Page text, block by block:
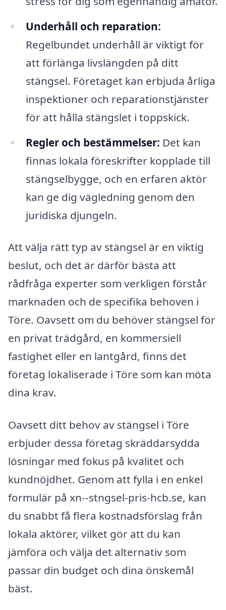
Underhåll och reparation:
Regelbundet underhåll är viktigt för
att förlänga livslängden på ditt
stängsel. Företaget kan erbjuda årliga
inspektioner och reparationstjänster
för att hålla stängslet i toppskick.
Regler och bestämmelser: Det kan
finnas lokala föreskrifter kopplade till
stängselbygge, och en erfaren aktör
kan ge dig vägledning genom den
juridiska djungeln.
Att välja rätt typ av stängsel är en viktig
beslut, och det är därför bästa att
rådfråga experter som verkligen förstår
marknaden och de specifika behoven i
Töre. Oavsett om du behöver stängsel för
en privat trädgård, en kommersiell
fastighet eller en lantgård, finns det
företag lokaliserade i Töre som kan möta
dina krav.
Oavsett ditt behov av stängsel i Töre
erbjuder dessa företag skräddarsydda
lösningar med fokus på kvalitet och
kundnöjdhet. Genom att fylla i en enkel
formulär på xn--stngsel-pris-hcb.se, kan
du snabbt få flera kostnadsförslag från
lokala aktörer, vilket gör att du kan
jämföra och välja det alternativ som
passar din budget och dina önskemål
bäst.